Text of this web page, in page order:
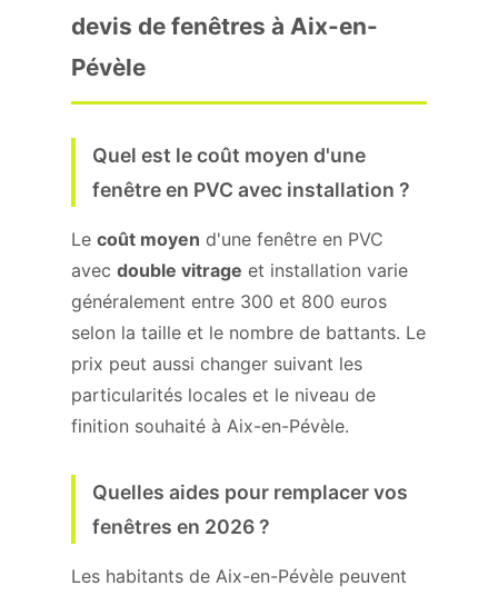
devis de fenêtres à Aix-en-
Pévèle
Quel est le coût moyen d'une
fenêtre en PVC avec installation ?
Le coût moyen d'une fenêtre en PVC
avec double vitrage et installation varie
généralement entre 300 et 800 euros
selon la taille et le nombre de battants. Le
prix peut aussi changer suivant les
particularités locales et le niveau de
finition souhaité à Aix-en-Pévèle.
Quelles aides pour remplacer vos
fenêtres en 2026 ?
Les habitants de Aix-en-Pévèle peuvent